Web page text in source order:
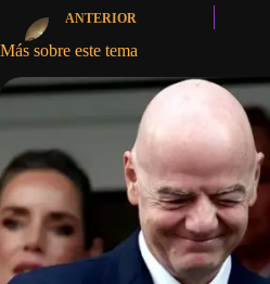
ANTERIOR
Más sobre este tema